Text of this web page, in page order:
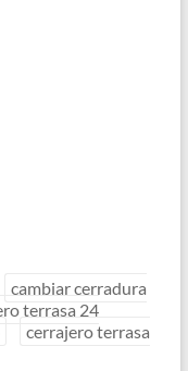
cambiar cerradura
terrasa 24
cerrajero terrasa